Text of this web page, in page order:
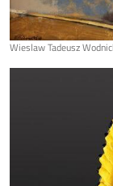
Wieslaw Tadeusz